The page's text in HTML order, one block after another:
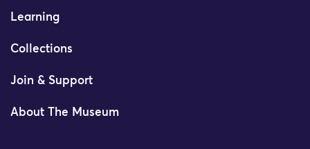
Learning
Collections
Join & Support
About The Museum